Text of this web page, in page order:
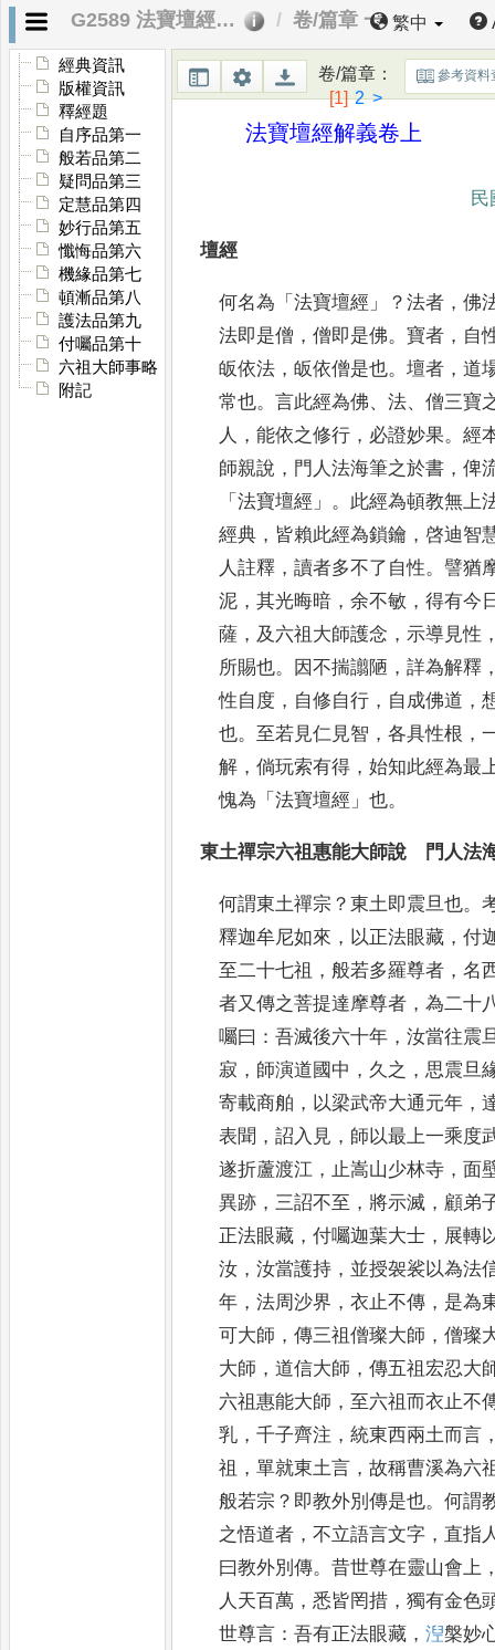
G2589 法寶壇經解義 卷/篇章 一 繁中
經典資訊
版權資訊
釋經題
自序品第一
般若品第二
疑問品第三
定慧品第四
妙行品第五
懺悔品第六
機緣品第七
頓漸品第八
護法品第九
付囑品第十
六祖大師事略
附記
卷/篇章：
[1] 2 >
參考資料
法寶壇經解義卷上
壇經
何名為 「法寶壇經 」？法者 ，佛
法即是僧 ，僧即是佛。寶者 ， 自
皈依法 ，皈依僧是也。壇者 ，道
常也。言此經為佛、法、僧三寶
人 ，能依之修行 ， 必證妙果。經
師親說 ， 門人法海筆之於書 ，俾
「法寶壇經 」 。 此經為頓教無上
經典 ， 皆賴此經為鎖鑰 ，啓迪智
人註釋 ，讀者多不了自性。譬猶
泥 ，其光晦暗 ，余不敏 ，得有今
薩 ， 及六祖大師護念 ，示導見性
所賜也。 因不揣譾陋 ，詳為解釋
性自度 ， 自修自行 ， 自成佛道 ，
也。 至若見仁見智 ，各具性根 ，
解 ，倘玩索有得 ，始知此經為最
愧為 「法寶壇經 」也。
東土禪宗六祖惠能大師說 門人法
何謂東土禪宗 ？東土即震旦也。
釋迦牟尼如來 ， 以正法眼藏 ，付
至二十七祖 ，般若多羅尊者 ，名
者又傳之菩提達摩尊者 ，為二十
囑曰 ：吾滅後六十年 ，汝當往震
寂 ， 師演道國中 ， 久之 ，思震旦
寄載商舶 ， 以梁武帝大通元年 ，
表聞 ，詔入見 ， 師以最上一乘度
遂折蘆渡江 ，止嵩山少林寺 ， 面
異跡 ，三詔不至 ， 將示滅 ， 顧弟
正法眼藏 ，付囑迦葉大士 ， 展轉
汝 ，汝當護持 ， 並授袈裟以為法
年 ，法周沙界 ，衣止不傳 ， 是為
可大師 ，傳三祖僧璨大師 ，僧璨
大師 ，道信大師 ，傳五祖宏忍大
六祖惠能大師 ， 至六祖而衣止不
乳 ，千子齊注 ，統東西兩土而言
祖 ，單就東土言 ，故稱曹溪為六
般若宗 ？ 即教外別傳是也。何謂
之悟道者 ，不立語言文字 ， 直指
曰教外別傳。昔世尊在靈山會上
人天百萬 ，悉皆罔措 ，獨有金色
世尊言 ：吾有正法眼藏 ，湼槃妙